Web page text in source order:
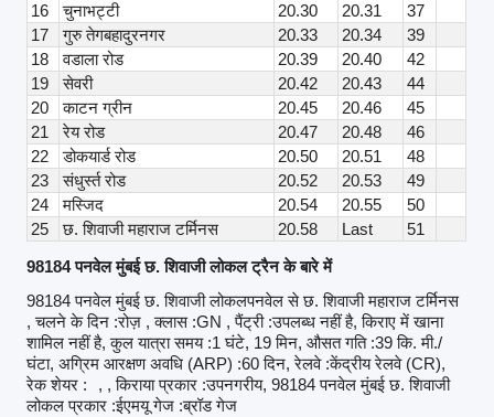
16
चुनाभट्टी 20.30 20.31
37
17
गुरु तेगबहादुरनगर 20.33 20.34
39
18
वडाला रोड 20.39 20.40
42
19
सेवरी 20.42 20.43
44
20
काटन ग्रीन 20.45 20.46
45
21
रेय रोड 20.47 20.48
46
22
डोकयार्ड रोड 20.50 20.51
48
23
संधुर्स्त रोड 20.52 20.53
49
24
मस्जिद 20.54 20.55
50
25
छ. शिवाजी महाराज टर्मिनस 20.58 Last
51
98184 पनवेल मुंबई छ. शिवाजी लोकल ट्रैन के बारे में
98184 पनवेल मुंबई छ. शिवाजी लोकलपनवेल से छ. शिवाजी महाराज टर्मिनस
, चलने के दिन :रोज़ , क्लास :GN , पैंट्री :उपलब्ध नहीं है, किराए में खाना
शामिल नहीं है, कुल यात्रा समय :1 घंटे, 19 मिन, औसत गति :39 कि. मी./
घंटा, अग्रिम आरक्षण अवधि (ARP) :60 दिन, रेलवे :केंद्रीय रेलवे (CR),
रेक शेयर :
, , किराया प्रकार :उपनगरीय, 98184 पनवेल मुंबई छ. शिवाजी
लोकल प्रकार :ईएमयू गेज :ब्रॉड गेज